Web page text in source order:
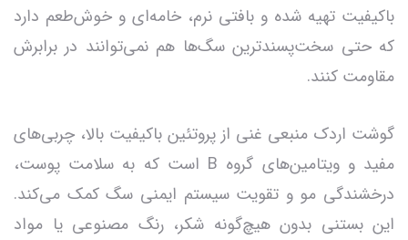
باکیفیت تهیه شده و بافتی نرم، خامه‌ای و خوش‌طعم دارد
که حتی سخت‌پسندترین سگ‌ها هم نمی‌توانند در برابرش
مقاومت کنند.
گوشت اردک منبعی غنی از پروتئین باکیفیت بالا، چربی‌های
مفید و ویتامین‌های گروه B است که به سلامت پوست،
درخشندگی مو و تقویت سیستم ایمنی سگ کمک می‌کند.
این بستنی بدون هیچ‌گونه شکر، رنگ مصنوعی یا مواد